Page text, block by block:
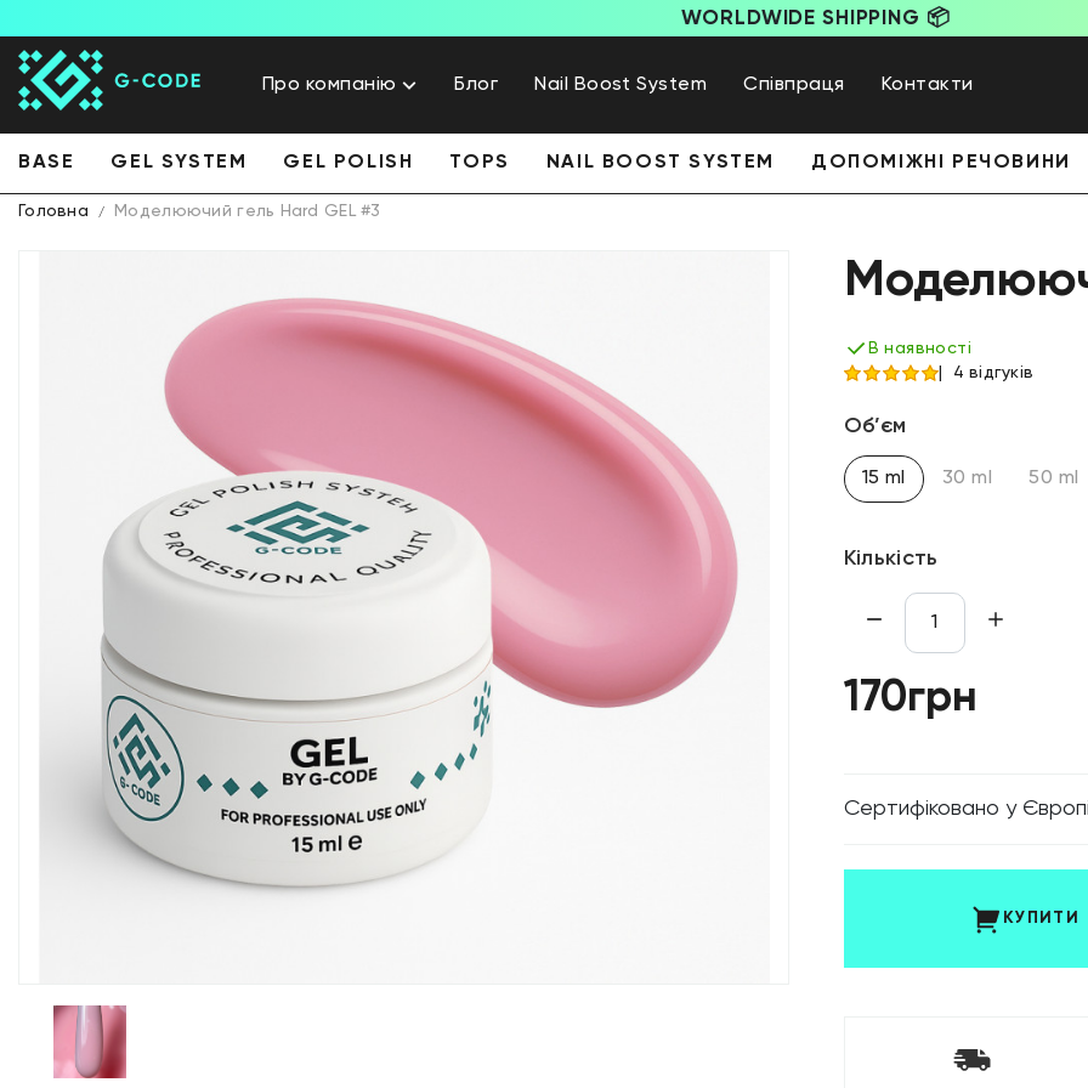
WORLDWIDE SHIPPING 📦
Про компанію Блог Nail Boost System Співпраця Контакти
BASE GEL SYSTEM GEL POLISH TOPS NAIL BOOST SYSTEM ДОПОМІЖНІ РЕЧОВИНИ
Головна Моделюючий гель Hard GEL #3
В наявності
4 відгуків
Об’єм
15 ml 30 ml 50 ml
Кількість
170грн
Cертифіковано у Європі
КУПИТИ